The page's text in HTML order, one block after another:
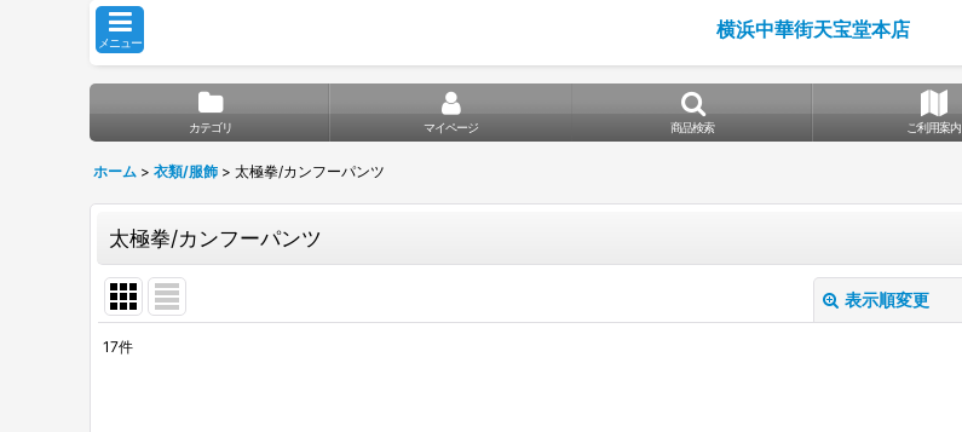
メニュー
横浜中華街天宝堂本店
カテゴリ マイページ 商品検索 ご利用案内
ホーム > 衣類/服飾 > 太極拳/カンフーパンツ
太極拳/カンフーパンツ
表示順変更
17件